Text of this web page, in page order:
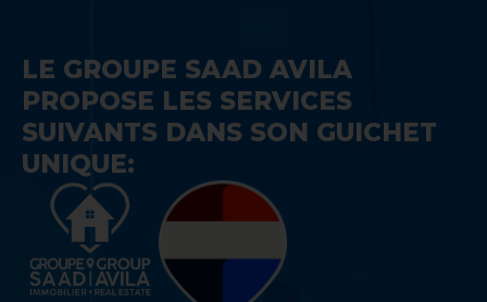
LE GROUPE SAAD AVILA
PROPOSE LES SERVICES
SUIVANTS DANS SON GUICHET
UNIQUE: